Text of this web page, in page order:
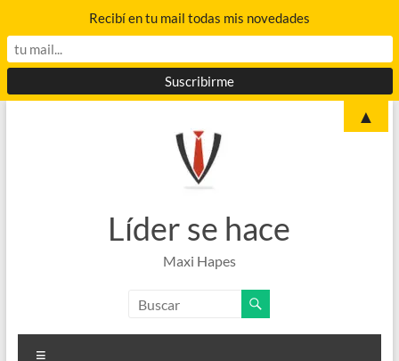
Líder se hace
Maxi Hapes
Recibí en tu mail todas mis novedades
▲